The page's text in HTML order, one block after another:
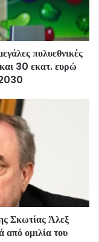
πολυεθνικές
30 εκατ. ευρώ
Σκωτίας Άλεξ
από ομιλία του